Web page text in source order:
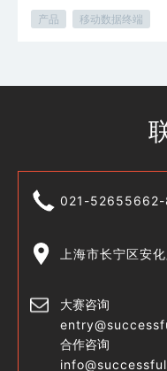
产品 移动数据终端
021-
上海市长宁区安
大赛咨询
合作咨询